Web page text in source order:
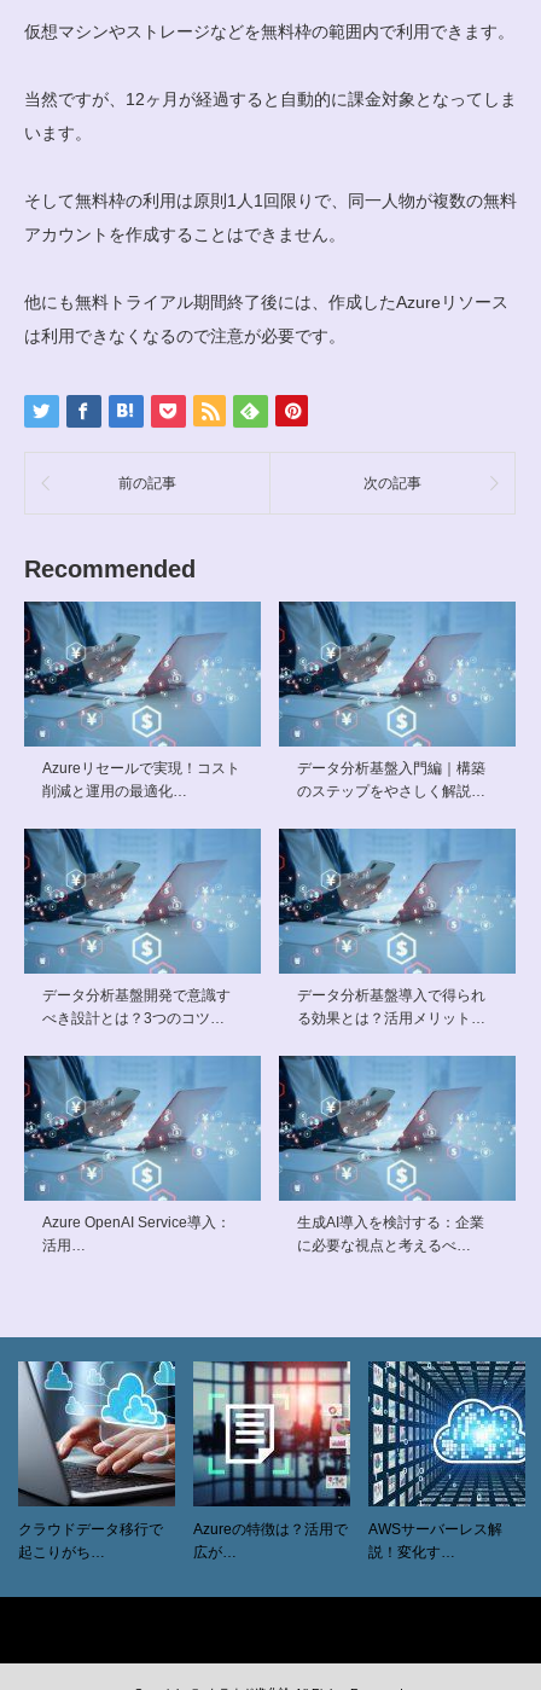
仮想マシンやストレージなどを無料枠の範囲内で利用できます。
当然ですが、12ヶ月が経過すると自動的に課金対象となってしま
います。
そして無料枠の利用は原則1人1回限りで、同一人物が複数の無料
アカウントを作成することはできません。
他にも無料トライアル期間終了後には、作成したAzureリソース
は利用できなくなるので注意が必要です。
前の記事 次の記事
Recommended
Azureリセールで実現！コスト
削減と運用の最適化…
データ分析基盤入門編｜構築
のステップをやさしく解説…
データ分析基盤開発で意識す
べき設計とは？3つのコツ…
データ分析基盤導入で得られ
る効果とは？活用メリット…
Azure OpenAI Service導入：
活用…
生成AI導入を検討する：企業
に必要な視点と考えるべ…
クラウドデータ移行で
起こりがち…
Azureの特徴は？活用で
広が…
AWSサーバーレス解
説！変化す…